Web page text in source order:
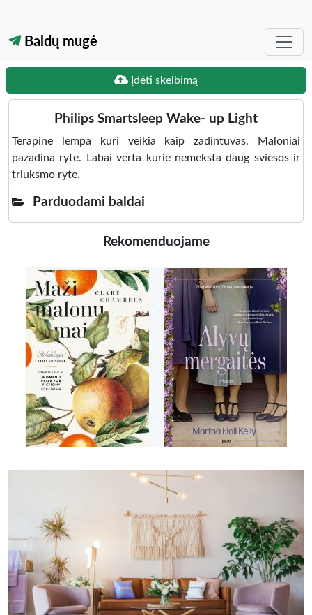
Baldų mugė
Įdėti skelbimą
Philips Smartsleep Wake- up Light
Terapine lempa kuri veikia kaip zadintuvas. Maloniai
pazadina ryte. Labai verta kurie nemeksta daug sviesos ir
triuksmo ryte.
Parduodami baldai
Rekomenduojame